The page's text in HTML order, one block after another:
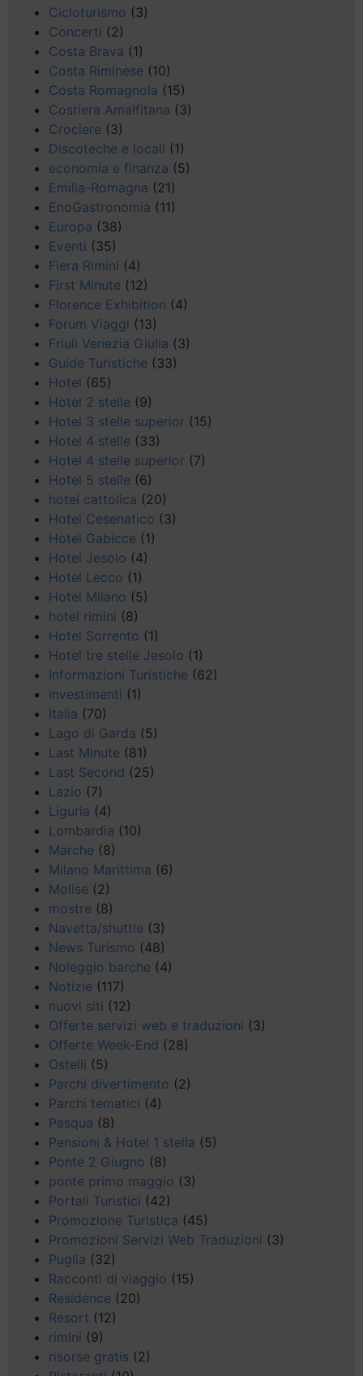
Cicloturismo (3)
Concerti (2)
Costa Brava (1)
Costa Riminese (10)
Costa Romagnola (15)
Costiera Amalfitana (3)
Crociere (3)
Discoteche e locali (1)
economia e finanza (5)
Emilia-Romagna (21)
EnoGastronomia (11)
Europa (38)
Eventi (35)
Fiera Rimini (4)
First Minute (12)
Florence Exhibition (4)
Forum Viaggi (13)
Friuli Venezia Giulia (3)
Guide Turistiche (33)
Hotel (65)
Hotel 2 stelle (9)
Hotel 3 stelle superior (15)
Hotel 4 stelle (33)
Hotel 4 stelle superior (7)
Hotel 5 stelle (6)
hotel cattolica (20)
Hotel Cesenatico (3)
Hotel Gabicce (1)
Hotel Jesolo (4)
Hotel Lecco (1)
Hotel Milano (5)
hotel rimini (8)
Hotel Sorrento (1)
Hotel tre stelle Jesolo (1)
Informazioni Turistiche (62)
investimenti (1)
Italia (70)
Lago di Garda (5)
Last Minute (81)
Last Second (25)
Lazio (7)
Liguria (4)
Lombardia (10)
Marche (8)
Milano Marittima (6)
Molise (2)
mostre (8)
Navetta/shuttle (3)
News Turismo (48)
Noleggio barche (4)
Notizie (117)
nuovi siti (12)
Offerte servizi web e traduzioni (3)
Offerte Week-End (28)
Ostelli (5)
Parchi divertimento (2)
Parchi tematici (4)
Pasqua (8)
Pensioni & Hotel 1 stella (5)
Ponte 2 Giugno (8)
ponte primo maggio (3)
Portali Turistici (42)
Promozione Turistica (45)
Promozioni Servizi Web Traduzioni (3)
Puglia (32)
Racconti di viaggio (15)
Residence (20)
Resort (12)
rimini (9)
risorse gratis (2)